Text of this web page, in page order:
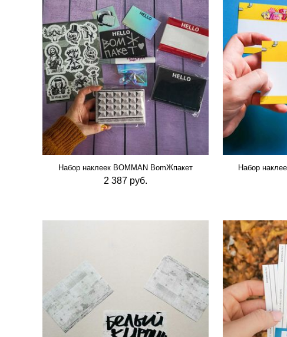
USTYLES ( 3 )
Набор наклеек BOMMAN BomЖпакет
2 387 руб.
Набор